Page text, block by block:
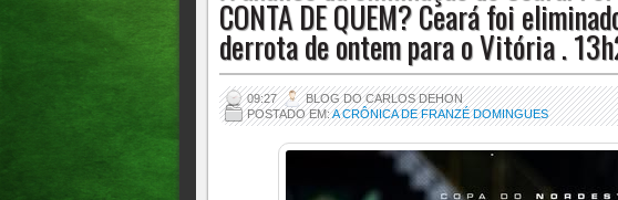
CONTA DE QUEM? Ceará foi
derrota de ontem para o Vitória .
09:27
BLOG DO CARLOS DEHON
POSTADO EM:A CRÔNICA DE FRANZÉ DOMINGUES